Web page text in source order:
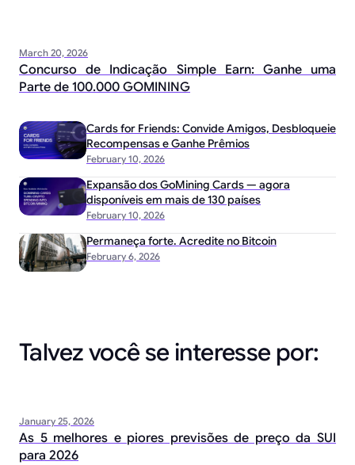
March 20, 2026
Concurso de Indicação Simple Earn: Ganhe uma
Parte de 100.000 GOMINING
February 10, 2026
Cards for Friends: Convide Amigos, Desbloqueie
Recompensas e Ganhe Prêmios
February 10, 2026
Expansão dos GoMining Cards — agora
disponíveis em mais de 130 países
February 6, 2026
Permaneça forte. Acredite no Bitcoin
Talvez você se interesse por:
January 25, 2026
As 5 melhores e piores previsões de preço da SUI
para 2026